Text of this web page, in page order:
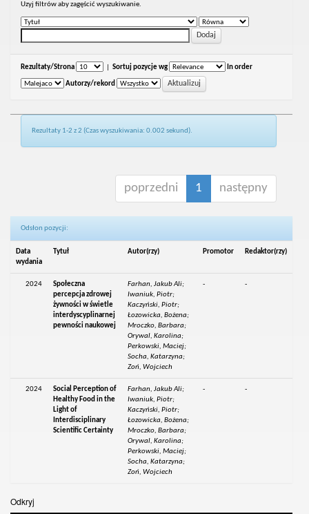
Uzyj filtrów aby zagęścić wyszukiwanie.
Rezultaty/Strona Sortuj pozycje wg In order
Autorzy/rekord
Rezultaty 1-2 z 2 (Czas wyszukiwania: 0.002 sekund).
poprzedni 1 następny
Odsłon pozycji:
Data
wydania
Tytuł Autor(rzy) Promotor Redaktor(rzy)
2024
Społeczna
percepcja zdrowej
żywności w świetle
interdyscyplinarnej
pewności naukowej
Farhan, Jakub Ali;
Iwaniuk, Piotr;
Kaczyński, Piotr;
Łozowicka, Bożena;
Mroczko, Barbara;
Orywal, Karolina;
Perkowski, Maciej;
Socha, Katarzyna;
Zoń, Wojciech
- -
2024
Social Perception of
Healthy Food in the
Light of
Interdisciplinary
Scientific Certainty
Farhan, Jakub Ali;
Iwaniuk, Piotr;
Kaczyński, Piotr;
Łozowicka, Bożena;
Mroczko, Barbara;
Orywal, Karolina;
Perkowski, Maciej;
Socha, Katarzyna;
Zoń, Wojciech
- -
Odkryj